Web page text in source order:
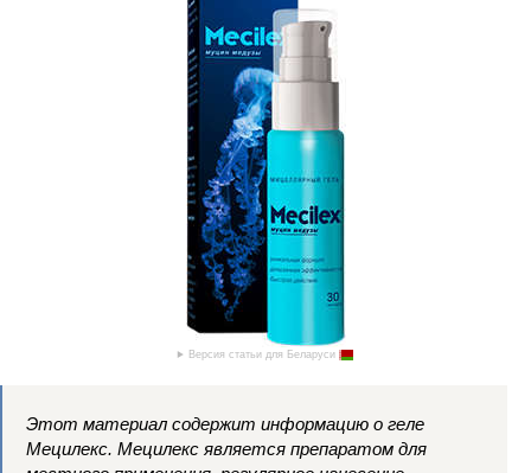
Версия статьи для Беларуси
Этот материал содержит информацию о геле
Мецилекс. Мецилекс является препаратом для